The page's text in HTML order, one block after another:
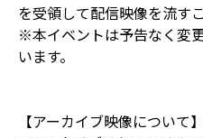
を受領して配信映像を流す
※本イベントは予告なく変
います。
【アーカイブ映像について】